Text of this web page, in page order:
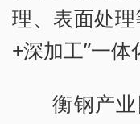
理、表面处
+深加工”一体
衡钢产